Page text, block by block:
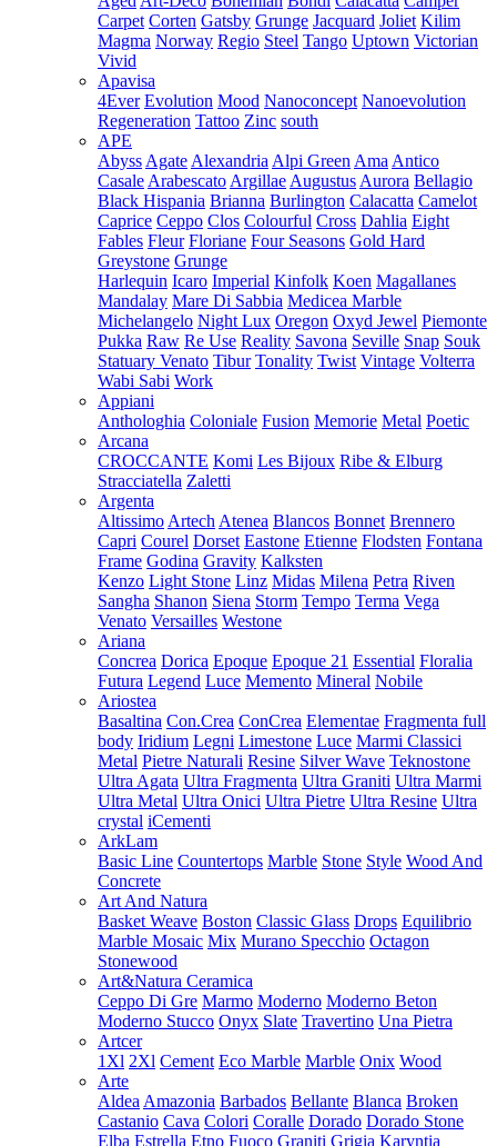
Carpet Corten Gatsby Grunge Jacquard Joliet Kilim
Magma Norway Regio Steel Tango Uptown Victorian
Vivid
Apavisa
4Ever Evolution Mood Nanoconcept Nanoevolution
Regeneration Tattoo Zinc south
APE
Abyss Agate Alexandria Alpi Green Ama Antico
Casale Arabescato Argillae Augustus Aurora Bellagio
Black Hispania Brianna Burlington Calacatta Camelot
Caprice Ceppo Clos Colourful Cross Dahlia Eight
Fables Fleur Floriane Four Seasons Gold Hard
Greystone Grunge
Harlequin Icaro Imperial Kinfolk Koen Magallanes
Mandalay Mare Di Sabbia Medicea Marble
Michelangelo Night Lux Oregon Oxyd Jewel Piemonte
Pukka Raw Re Use Reality Savona Seville Snap Souk
Statuary Venato Tibur Tonality Twist Vintage Volterra
Wabi Sabi Work
Appiani
Anthologhia Coloniale Fusion Memorie Metal Poetic
Arcana
CROCCANTE Komi Les Bijoux Ribe & Elburg
Stracciatella Zaletti
Argenta
Altissimo Artech Atenea Blancos Bonnet Brennero
Capri Courel Dorset Eastone Etienne Flodsten Fontana
Frame Godina Gravity Kalksten
Kenzo Light Stone Linz Midas Milena Petra Riven
Sangha Shanon Siena Storm Tempo Terma Vega
Venato Versailles Westone
Ariana
Concrea Dorica Epoque Epoque 21 Essential Floralia
Futura Legend Luce Memento Mineral Nobile
Ariostea
Basaltina Con.Crea ConCrea Elementae Fragmenta full
body Iridium Legni Limestone Luce Marmi Classici
Metal Pietre Naturali Resine Silver Wave Teknostone
Ultra Agata Ultra Fragmenta Ultra Graniti Ultra Marmi
Ultra Metal Ultra Onici Ultra Pietre Ultra Resine Ultra
crystal iCementi
ArkLam
Basic Line Countertops Marble Stone Style Wood And
Concrete
Art And Natura
Basket Weave Boston Classic Glass Drops Equilibrio
Marble Mosaic Mix Murano Specchio Octagon
Stonewood
Art&Natura Ceramica
Ceppo Di Gre Marmo Moderno Moderno Beton
Moderno Stucco Onyx Slate Travertino Una Pietra
Artcer
1Xl 2Xl Cement Eco Marble Marble Onix Wood
Arte
Aldea Amazonia Barbados Bellante Blanca Broken
Castanio Cava Colori Coralle Dorado Dorado Stone
Elba Estrella Etno Fuoco Graniti Grigia Karyntia